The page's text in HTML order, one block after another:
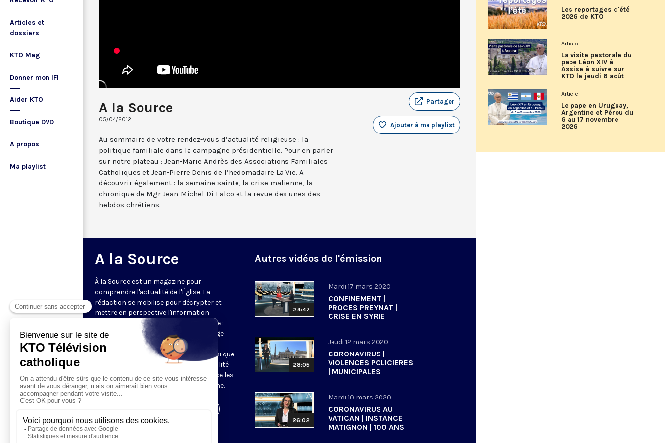
Articles et
dossiers
KTO Mag
Donner mon IFI
Aider KTO
Boutique DVD
A propos
Ma playlist
A la Source
05/04/2012
Partager
Ajouter à ma playlist
Au sommaire de votre rendez-vous d’actualité religieuse : la
politique familiale dans la campagne présidentielle. Pour en parler
sur notre plateau : Jean-Marie Andrès des Associations Familiales
Catholiques et Jean-Pierre Denis de l’hedomadaire La Vie. A
découvrir également : la semaine sainte, la crise malienne, la
chronique de Mgr Jean-Michel Di Falco et la revue des unes des
hebdos chrétiens.
A la Source
À la Source est un magazine pour
comprendre l'actualité de l'Église. La
rédaction se mobilise pour décrypter et
mettre en perspective l'information
religieuse de la semaine. Au programme :
reportages, revue de presse, décryptage
d'experts, analyses des directeurs de
rédaction de la presse chrétienne, ainsi que
tour à tour, le regard décalé sur l'actualité
des chroniqueurs. Retrouvez À la Source les
mardi et jeudi à 21h45 sur notre antenne.
Autres vidéos de l'émission
24:47
Mardi 17 mars 2020
CONFINEMENT |
PROCES PREYNAT |
CRISE EN SYRIE
28:05
Jeudi 12 mars 2020
CORONAVIRUS |
VIOLENCES POLICIERES
| MUNICIPALES
26:02
Mardi 10 mars 2020
CORONAVIRUS AU
VATICAN | INSTANCE
MATIGNON | 100 ANS
Les reportages d'été
2026 de KTO
Article
La visite pastorale du
pape Léon XIV à
Assise à suivre sur
KTO le jeudi 6 août
Article
Le pape en Uruguay,
Argentine et Pérou du
6 au 17 novembre
2026